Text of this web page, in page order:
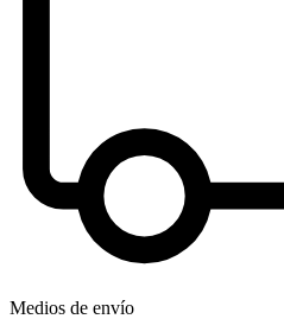
Medios de envío